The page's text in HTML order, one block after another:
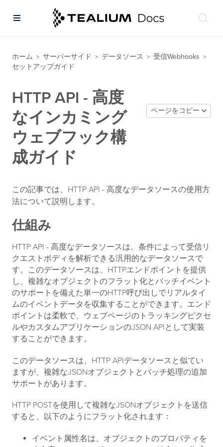
ホーム > サーバーサイド > データソース > 受信Webhooks >
セットアップガイド
HTTP API - 高度
なインカミング
ウェブフック構
成ガイド
ページをコピー
この記事では、HTTP API - 高度なデータソースの使用方
法について説明します。
仕組み
HTTP API - 高度なデータソースは、条件によって受信リ
クエストボディを解析できる汎用的なデータソースで
す。このデータソースは、HTTPエンドポイントを提供
し、複雑なオブジェクトのフラット化とバッチイベント
のサポートを備えた単一のHTTP呼び出しでリアルタイ
ムのイベントデータを収集することができます。エンド
ポイントは柔軟で、ウェブページのトラッキングピクセ
ルやカスタムアプリケーションのJSON APIとして実装
することができます。
このデータソースは、HTTP APIデータソースと似てい
ますが、複雑なJSONオブジェクトとバッチ処理の追加
サポートがあります。
HTTP POSTを使用して複雑なJSONオブジェクトを送信
すると、以下のようにフラット化されます：
イベント属性名は、オブジェクトのプロパティを